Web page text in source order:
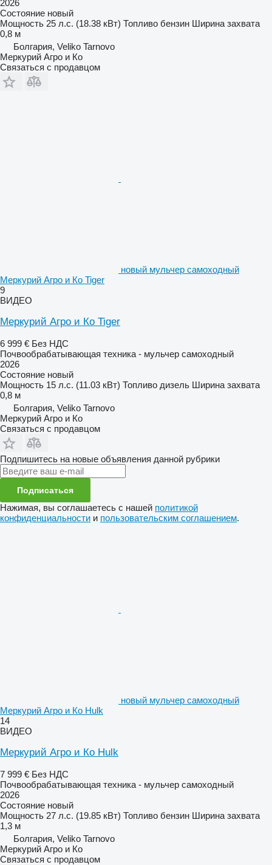
2026
Состояние новый
Мощность 25 л.с. (18.38 кВт) Топливо бензин Ширина захвата
0,8 м
Болгария, Veliko Tarnovo
Меркурий Агро и Ко
Связаться с продавцом
новый мульчер самоходный
Меркурий Агро и Ко Tiger
9
ВИДЕО
Меркурий Агро и Ко Tiger
6 999 € Без НДС
Почвообрабатывающая техника - мульчер самоходный
2026
Состояние новый
Мощность 15 л.с. (11.03 кВт) Топливо дизель Ширина захвата
0,8 м
Болгария, Veliko Tarnovo
Меркурий Агро и Ко
Связаться с продавцом
Подпишитесь на новые объявления данной рубрики
Подписаться
Нажимая, вы соглашаетесь с нашей политикой
конфиденциальности и пользовательским соглашением.
новый мульчер самоходный
Меркурий Агро и Ко Hulk
14
ВИДЕО
Меркурий Агро и Ко Hulk
7 999 € Без НДС
Почвообрабатывающая техника - мульчер самоходный
2026
Состояние новый
Мощность 27 л.с. (19.85 кВт) Топливо бензин Ширина захвата
1,3 м
Болгария, Veliko Tarnovo
Меркурий Агро и Ко
Связаться с продавцом